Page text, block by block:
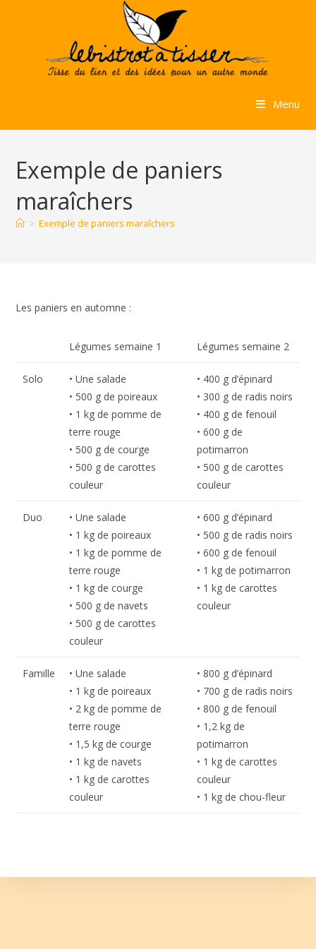
Menu
Exemple de paniers
maraîchers
> Exemple de paniers maraîchers
Les paniers en automne :
Légumes semaine 1 Légumes semaine 2
Solo
• Une salade
• 500 g de poireaux
• 1 kg de pomme de
terre rouge
• 500 g de courge
• 500 g de carottes
couleur
• 400 g d’épinard
• 300 g de radis noirs
• 400 g de fenouil
• 600 g de
potimarron
• 500 g de carottes
couleur
Duo
• Une salade
• 1 kg de poireaux
• 1 kg de pomme de
terre rouge
• 1 kg de courge
• 500 g de navets
• 500 g de carottes
couleur
• 600 g d’épinard
• 500 g de radis noirs
• 600 g de fenouil
• 1 kg de potimarron
• 1 kg de carottes
couleur
Famille
• Une salade
• 1 kg de poireaux
• 2 kg de pomme de
terre rouge
• 1,5 kg de courge
• 1 kg de navets
• 1 kg de carottes
couleur
• 800 g d’épinard
• 700 g de radis noirs
• 800 g de fenouil
• 1,2 kg de
potimarron
• 1 kg de carottes
couleur
• 1 kg de chou-fleur